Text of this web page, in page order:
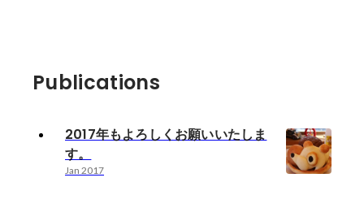
Publications
2017年もよろしくお願いいたしま
す。
Jan 2017